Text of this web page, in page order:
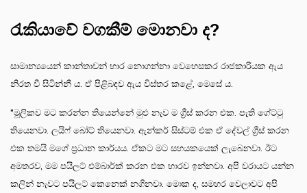
රැකියාවේ වගකීම් මොනවා ද?
සාමාන්‍යයෙන් කාන්තාවන් භාර නොගන්නා වෙහෙසකර රාජකාරියක ඇය
නිරත වී සිටින්නී ය. ඒ පිළිබඳව ඇය විස්තර කළේ, මෙසේ ය.
"මූලිකව මට කරන්න තියෙන්නේ මුළු නැව ම ග්‍රීස් කරන එක. පැති ගේට්ටු
තියෙනවා. ලයිෆ් බෝට් තියෙනවා. ඇන්කර් සිස්ටම් එක ඒ දේවල් ග්‍රීස් කරන
එක තමයි මගේ ප්‍රධාන කාර්යය. ඒකට මට සහයකයෙක් ලැබෙනවා. ඊට
අමතරව, මම පයිලට් එම්බාර්ක් කරන එක භාරව ඉන්නවා. අපි වරායට යන්න
කලින් නැවට පයිලට් කෙනෙක් නගිනවා. මොක ද, සමහර වෙලාවට අපි